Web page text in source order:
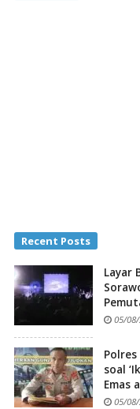
Recent Posts
Layar
05/
soal
Emas
05/